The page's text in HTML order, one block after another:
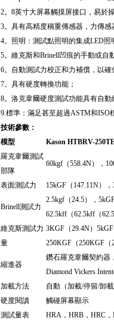
2。 8英寸大屏幕觸摸屏接口，易於
3。具有高精度稱重傳感器，力傳
4。照明：測試點照明的集成LED照
5。維克斯和Brinell凹痕的手動或自
6。自動測試力校正和力補償，以
7。具有硬度轉換功能；
8。洛克韋爾硬度測試功能具有自
9.標準：滿足甚至超過ASTM和ISO
技術參數 ：
模型
Kason HTBRV-
羅克韋爾測試
部隊
60kgf（558.4N），
表面測試力 15kGF（147.11N）
Brinell測試力
2.5kgf（24.5），
62.5kff（62.5kff（
維克斯測試力
量
3KGF（29.4N）
250KGF（250KGF（
縮進器
鑽石羅克韋爾契約器
Diamond Vickers
加載方法
自動（加載/停留/卸
硬度閱讀
觸碰屏幕顯示
測試量表
HRA，HRB，HRC，